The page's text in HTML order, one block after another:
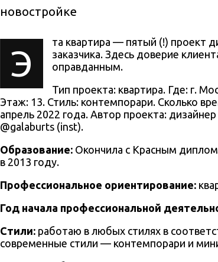
новостройке
Э
та квартира — пятый (!) проект
заказчика. Здесь доверие
оправданным.
Тип проекта: квартира. Где: г.
Этаж: 13. Стиль: контемпорари. Сколько
апрель 2022 года. Автор проекта:
@galaburts (inst).
Образование: Окончила с Красным
в 2013 году.
Профессиональное ориентирование:
Год начала профессиональной
Стили: работаю в любых стилях в
современные стили — контемпорари и